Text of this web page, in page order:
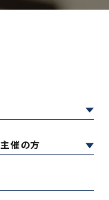
催の方